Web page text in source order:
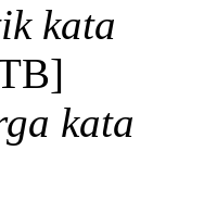
kata
kata